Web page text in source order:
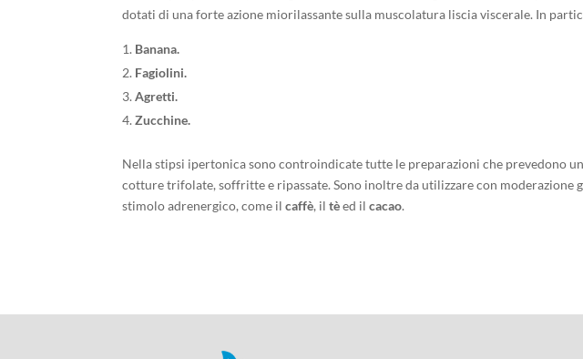
dotati di una forte azione miorilassante sulla muscolatura liscia viscerale. In
Banana.
Fagiolini.
Agretti.
Zucchine.
Nella stipsi ipertonica sono controindicate tutte le preparazioni che prevedono
cotture trifolate, soffritte e ripassate. Sono inoltre da utilizzare con moderazione
stimolo adrenergico, come ilcaffè, iltèed ilcacao.